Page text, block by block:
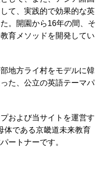
て、実践的で効果的な英
。開園から16年の間、そ
育メソッドを開発してい
地方ライ村をモデルに韓
た、公立の英語テーマパ
および当サイトを運営す
体である京畿道未来教育
ートナーです。